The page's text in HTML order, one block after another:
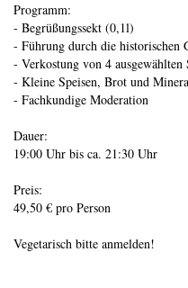
Programm:
- Begrüßungssekt (0,1l)
- Führung durch die historischen
- Verkostung von 4
- Kleine Speisen, Brot und
- Fachkundige Moderation
Dauer:
19:00 Uhr bis ca. 21:30 Uhr
Preis:
49,50 € pro Person
Vegetarisch bitte anmelden!